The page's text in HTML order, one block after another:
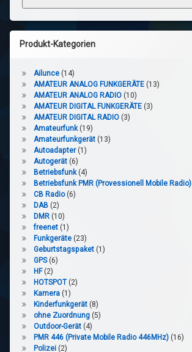
Produkt-Kategorien
Ailunce (14)
AMATEUR ANALOG FUNKGERÄTE (13)
AMATEUR ANALOG RADIO (10)
AMATEUR DIGITAL FUNKGERÄTE (3)
AMATEUR DIGITAL RADIO (3)
Amateurfunk (19)
Amateurfunkgerät (13)
Autoadapter (1)
Autogerät (6)
Betriebsfunk (4)
Betriebsfunk PMR (Provessionell Mobile Radio)
CB Radio (6)
DAB (2)
DMR (10)
freenet (1)
Funkgeräte (23)
Geburtstagspaket (1)
GPS (6)
HF (2)
HOTSPOT (2)
Kamera (1)
Kinderfunkgerät (8)
ohne Zuordnung (5)
Outdoor-Gerät (4)
PMR 446 (Private Mobile Radio 446MHz) (16)
Polizei (2)